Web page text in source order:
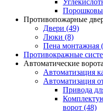
Противопожарные
Двери (49)
Люки (8)
Пена монтажная
Противокражные
Автоматические
Автоматизация
Автоматизация
Привода
ворот (48)